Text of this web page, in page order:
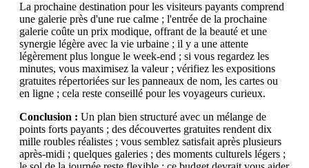
La prochaine destination pour les visiteurs payants comprend
une galerie près d'une rue calme ; l'entrée de la prochaine
galerie coûte un prix modique, offrant de la beauté et une
synergie légère avec la vie urbaine ; il y a une attente
légèrement plus longue le week-end ; si vous regardez les
minutes, vous maximisez la valeur ; vérifiez les expositions
gratuites répertoriées sur les panneaux de nom, les cartes ou
en ligne ; cela reste conseillé pour les voyageurs curieux.
Conclusion : Un plan bien structuré avec un mélange de
points forts payants ; des découvertes gratuites rendent dix
mille roubles réalistes ; vous semblez satisfait après plusieurs
après-midi ; quelques galeries ; des moments culturels légers ;